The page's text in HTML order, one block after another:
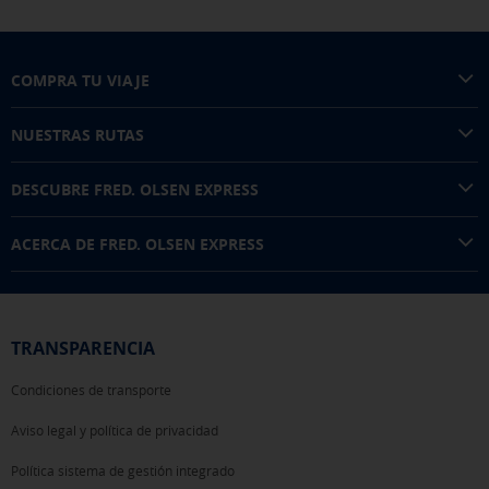
COMPRA TU VIAJE
NUESTRAS RUTAS
DESCUBRE FRED. OLSEN EXPRESS
ACERCA DE FRED. OLSEN EXPRESS
TRANSPARENCIA
Condiciones de transporte
Aviso legal y política de privacidad
Política sistema de gestión integrado